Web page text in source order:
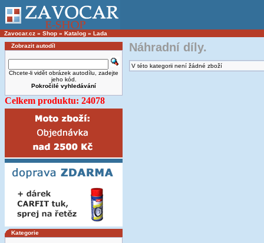
Zavocar.cz » Shop » Katalog » Lada
Zobrazit autodíl
Chcete-li vidět obrázek autodílu, zadejte
jeho kód.
Pokročilé vyhledávání
Celkem produktu: 24078
Kategorie
Náhradní díly.
V této kategorii není žádné zboží